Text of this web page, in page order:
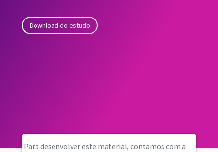
Download do estudo
Para desenvolver este material, contamos com a